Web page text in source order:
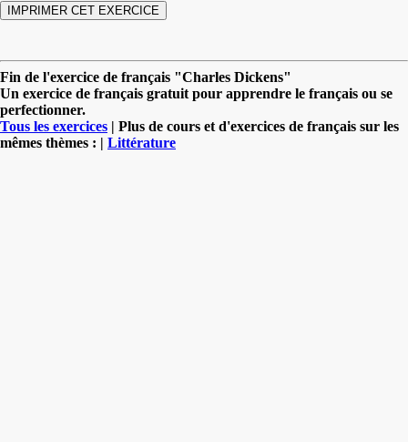
Fin de l'exercice de français "Charles Dickens"
Un exercice de français gratuit pour apprendre le français ou se
perfectionner.
Tous les exercices | Plus de cours et d'exercices de français sur les
mêmes thèmes : | Littérature